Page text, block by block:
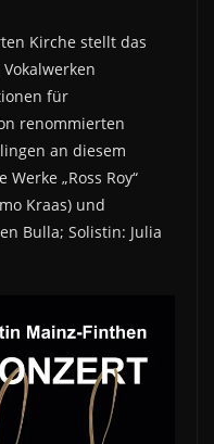
Kirche stellt das
für
renommierten
an diesem
„Ross Roy“
Kraas) und
Bulla; Solistin: Julia